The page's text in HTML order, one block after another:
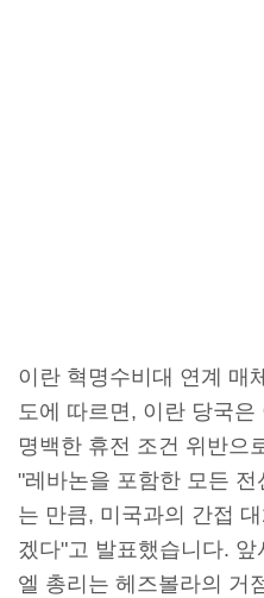
이란 혁명수비대 연계 매
도에 따르면, 이란 당국
명백한 휴전 조건 위반으
"레바논을 포함한 모든
는 만큼, 미국과의 간접
겠다"고 발표했습니다.
엘 총리는 헤즈볼라의 거